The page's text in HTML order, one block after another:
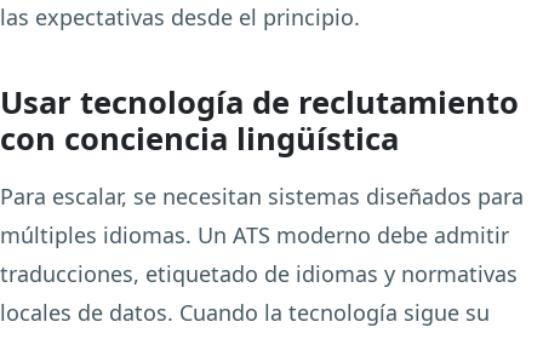
las expectativas desde el principio.
Usar tecnología de reclutamiento
con conciencia lingüística
Para escalar, se necesitan sistemas diseñados para
múltiples idiomas. Un ATS moderno debe admitir
traducciones, etiquetado de idiomas y normativas
locales de datos. Cuando la tecnología sigue su